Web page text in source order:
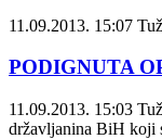
11.09.2013. 15:07
PODIGNUTA
11.09.2013. 15:03
državljanina BiH koji